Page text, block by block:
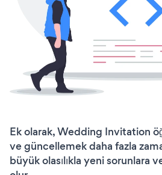
Ek olarak, Wedding Invitation
ve güncellemek daha fazla
büyük olasılıkla yeni sorunlara